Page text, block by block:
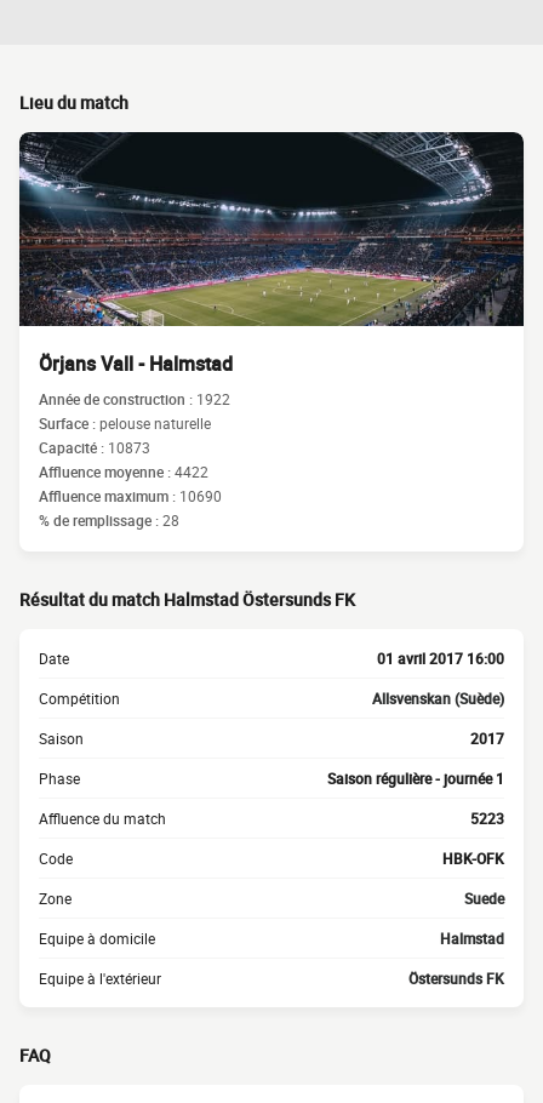
Lieu du match
Örjans Vall - Halmstad
Année de construction : 1922
Surface :pelouse naturelle
Capacité : 10873
Affluence moyenne :4422
Affluence maximum : 10690
% de remplissage :28
Résultat du match Halmstad Östersunds FK
Date 01 avril 2017 16:00
Compétition Allsvenskan (Suède)
Saison 2017
Phase Saison régulière - journée 1
Affluence du match 5223
Code HBK-OFK
Zone Suede
Equipe à domicile Halmstad
Equipe à l'extérieur Östersunds FK
FAQ